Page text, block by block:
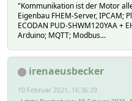
"Kommunikation ist der Motor
Eigenbau FHEM-Server, IPCAM;
ECODAN PUD-SHWM120YAA +
Arduino; MQTT; Modbus...
irenaeusbecker
10 Februar 2021, 16:36:29